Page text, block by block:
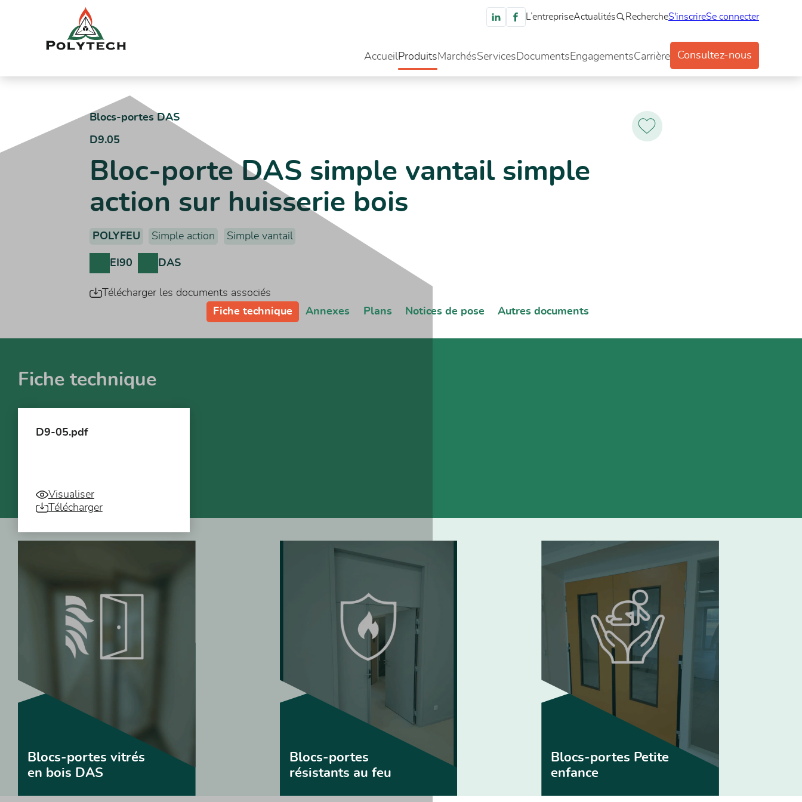
L’entrepriseActualités RechercheS'inscrireSe connecter
AccueilProduitsMarchésServicesDocumentsEngagementsCarrière Consultez-nous
Ajoutez
Blocs-portes DAS
D9.05
Bloc-porte DAS simple vantail simple
action sur huisserie bois
POLYFEU Simple action Simple vantail
EI90 DAS
Télécharger les documents associés
Fiche technique
Annexes Plans Notices de pose Autres documents
Fiche technique
D9-05.pdf
Visualiser
Télécharger
Blocs-portes vitrés
en bois DAS
Blocs-portes
résistants au feu
Blocs-portes Petite
enfance